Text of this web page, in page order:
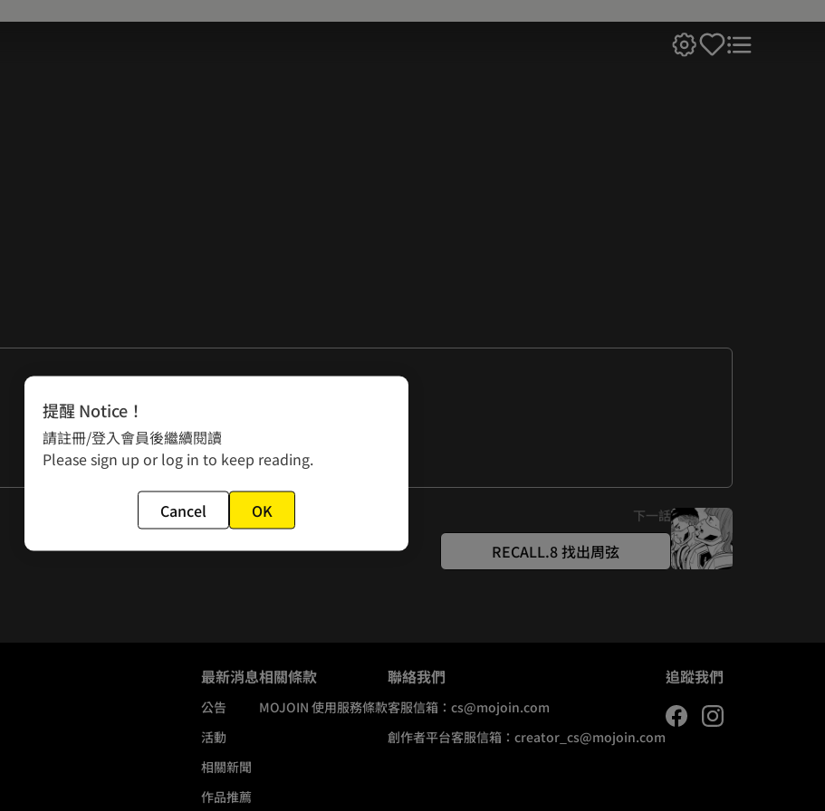
下一話
RECALL.8 找出周弦
最新消息
公告
活動
相關新聞
作品推薦
相關條款
MOJOIN 使用服務條款
聯絡我們
客服信箱： cs@mojoin.com
創作者平台客服信箱： creator_cs@mojoin.com
追蹤我們
提醒 Notice！
請註冊/登入會員後繼續閱讀
Please sign up or log in to keep reading.
Cancel OK